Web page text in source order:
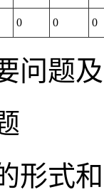
0 0 0
问题
形式